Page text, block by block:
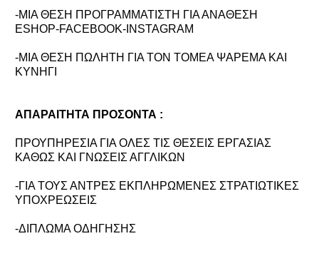
-ΜΙΑ ΘΕΣΗ ΠΡΟΓΡΑΜΜΑΤΙΣΤΗ ΓΙΑ ΑΝΑΘΕΣΗ
ESHOP-FACEBOOK-INSTAGRAM
-ΜΙΑ ΘΕΣΗ ΠΩΛΗΤΗ ΓΙΑ ΤΟΝ ΤΟΜΕΑ ΨΑΡΕΜΑ ΚΑΙ
ΚΥΝΗΓΙ
ΑΠΑΡΑΙΤΗΤΑ ΠΡΟΣΟΝΤΑ :
ΠΡΟΥΠΗΡΕΣΙΑ ΓΙΑ ΟΛΕΣ ΤΙΣ ΘΕΣΕΙΣ ΕΡΓΑΣΙΑΣ
ΚΑΘΩΣ ΚΑΙ ΓΝΩΣΕΙΣ ΑΓΓΛΙΚΩΝ
-ΓΙΑ ΤΟΥΣ ΑΝΤΡΕΣ ΕΚΠΛΗΡΩΜΕΝΕΣ ΣΤΡΑΤΙΩΤΙΚΕΣ
ΥΠΟΧΡΕΩΣΕΙΣ
-ΔΙΠΛΩΜΑ ΟΔΗΓΗΣΗΣ